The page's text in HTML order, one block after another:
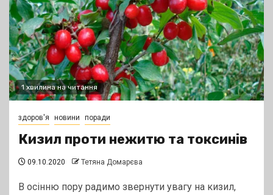
1 хвилина на читання
здоров'я новини поради
Кизил проти нежитю та токсинів
09.10.2020 Тетяна Домарєва
В осінню пору радимо звернути увагу на кизил,